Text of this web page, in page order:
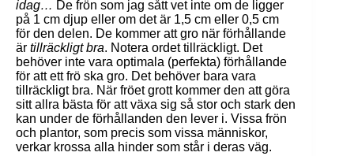
idag… De frön som jag sått vet inte om de ligger
på 1 cm djup eller om det är 1,5 cm eller 0,5 cm
för den delen. De kommer att gro när förhållande
är tillräckligt bra. Notera ordet tillräckligt. Det
behöver inte vara optimala (perfekta) förhållande
för att ett frö ska gro. Det behöver bara vara
tillräckligt bra. När fröet grott kommer den att göra
sitt allra bästa för att växa sig så stor och stark den
kan under de förhållanden den lever i. Vissa frön
och plantor, som precis som vissa människor,
verkar krossa alla hinder som står i deras väg.